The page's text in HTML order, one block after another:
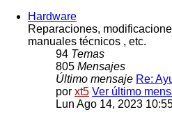
Hardware
Reparaciones,
manuales técnicos , etc.
94 Temas
805 Mensajes
Último mensaje Re:
por xt5 Ver último
Lun Ago 14, 2023